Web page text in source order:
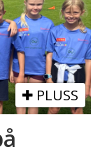
PLUSS